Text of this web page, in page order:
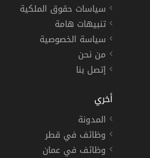
سياسات حقوق الملكية
تنبيهات هامة
سياسة الخصوصية
من نحن
إتصل بنا
أخري
المدونة
وظائف في قطر
وظائف في عمان